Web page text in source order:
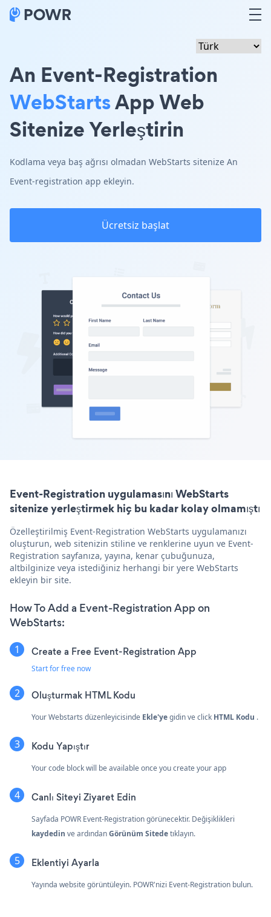
An Event-Registration
WebStartsApp Web
Sitenize Yerleştirin
Kodlama veya baş ağrısı olmadan WebStarts sitenize An
Event-registration app ekleyin.
Ücretsiz başlat
Event-Registration uygulamasını WebStarts
sitenize yerleştirmek hiç bu kadar kolay olmamıştı
Özelleştirilmiş Event-Registration WebStarts uygulamanızı
oluşturun, web sitenizin stiline ve renklerine uyun ve Event-
Registration sayfanıza, yayına, kenar çubuğunuza,
altbilginize veya istediğiniz herhangi bir yere WebStarts
ekleyin bir site.
How To Add a Event-Registration App on
WebStarts:
Create a Free Event-Registration App
Start for free now
Oluşturmak HTML Kodu
Your Webstarts düzenleyicisinde Ekle'yegidin ve click HTML Kodu .
Kodu Yapıştır
Your code block will be available once you create your app
Canlı Siteyi Ziyaret Edin
Sayfada POWR Event-Registration görünecektir. Değişiklikleri
kaydedin ve ardındanGörünüm Sitedetıklayın.
Eklentiyi Ayarla
Yayında website görüntüleyin. POWR'nizi Event-Registration bulun.